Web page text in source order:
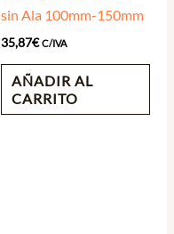
sin Ala 100mm-150mm
35,87€ C/IVA
AÑADIR AL
CARRITO